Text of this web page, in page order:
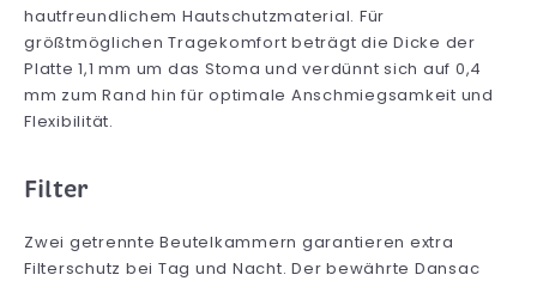
hautfreundlichem Hautschutzmaterial. Für
größtmöglichen Tragekomfort beträgt die Dicke der
Platte 1,1 mm um das Stoma und verdünnt sich auf 0,4
mm zum Rand hin für optimale Anschmiegsamkeit und
Flexibilität.
Filter
Zwei getrennte Beutelkammern garantieren extra
Filterschutz bei Tag und Nacht. Der bewährte Dansac